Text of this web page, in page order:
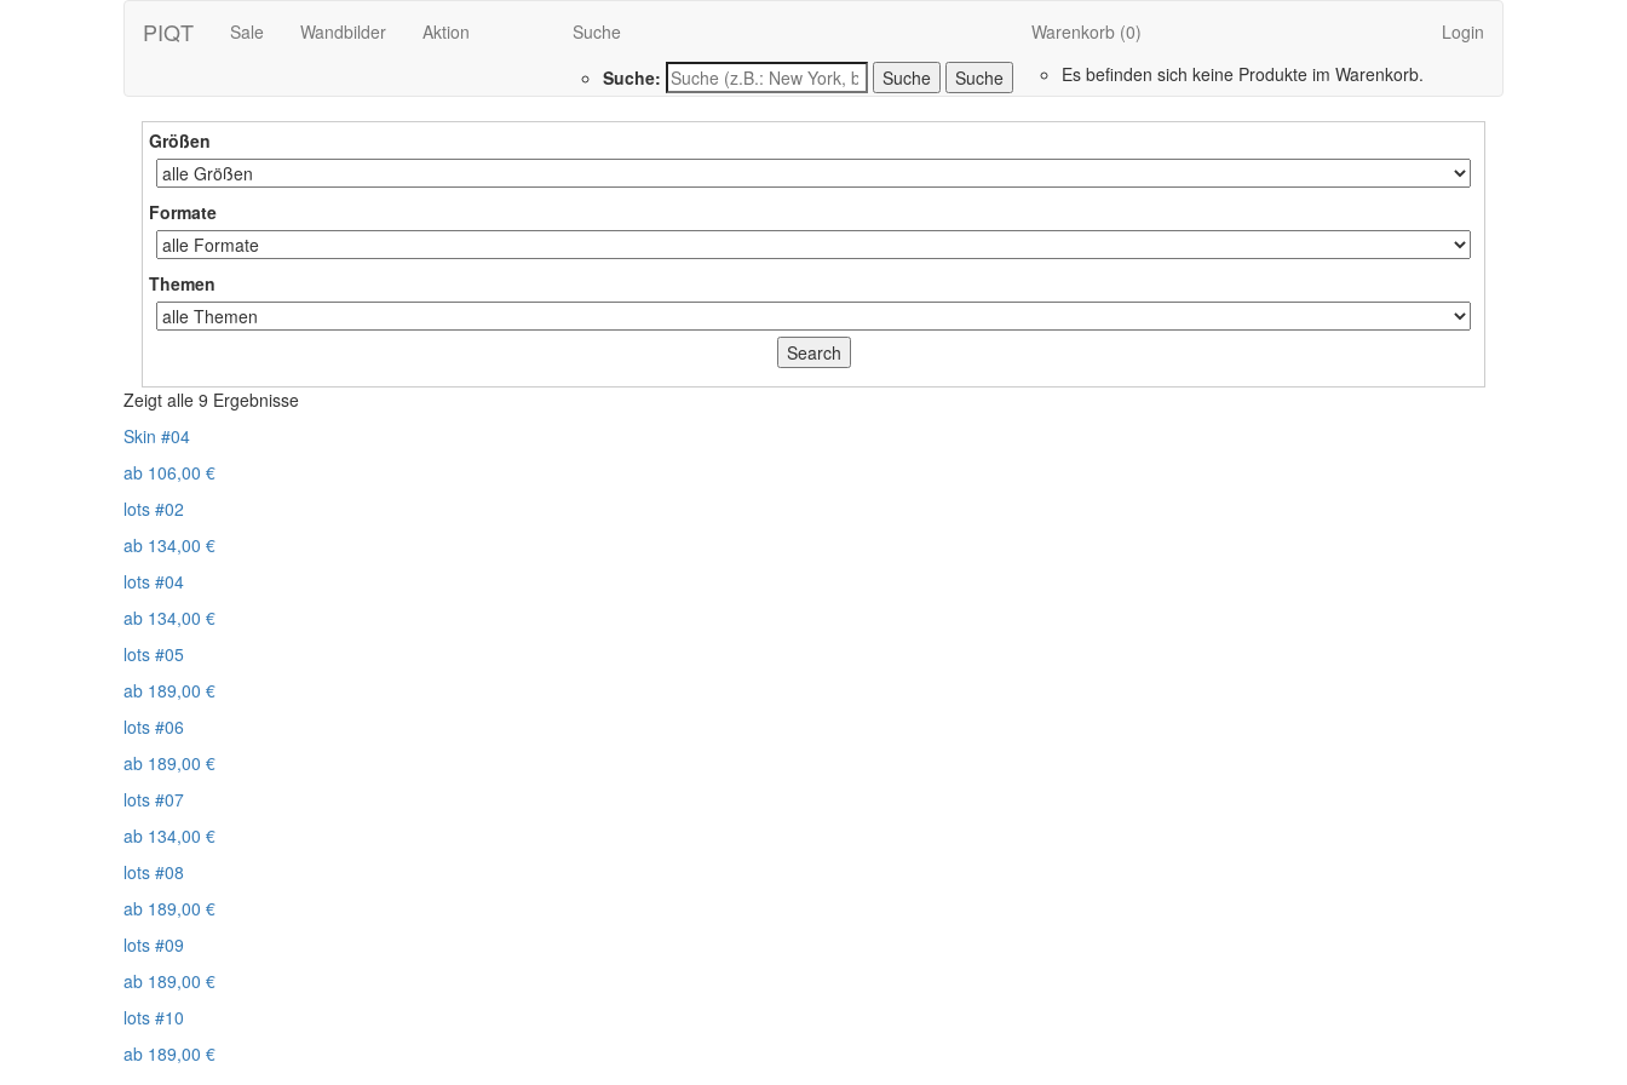
PIQT Sale Wandbilder Aktion
Suche
Suche:
Suche
Warenkorb (0)
Es befinden sich keine Produkte im Warenkorb.
Login
Größen
Formate
Themen
Zeigt alle 9 Ergebnisse
Skin #04
ab 106,00 €
lots #02
ab 134,00 €
lots #04
ab 134,00 €
lots #05
ab 189,00 €
lots #06
ab 189,00 €
lots #07
ab 134,00 €
lots #08
ab 189,00 €
lots #09
ab 189,00 €
lots #10
ab 189,00 €